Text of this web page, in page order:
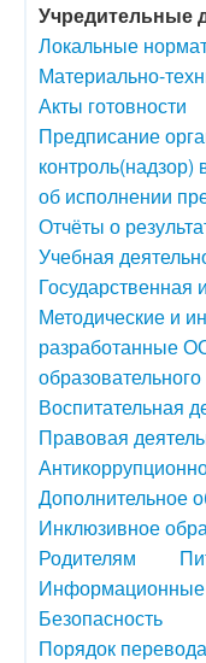
Учредительные
Локальные
Материально-
Акты готовности
Предписание
об исполнении
Отчёты о
Учебная
Государственная
Методические и
разработанные
Воспитательная
Правовая
Дополнительное
Инклюзивное
Родителям
Безопасность
Порядок